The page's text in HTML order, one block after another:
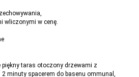
wliczonymi w cenę.
piękny taras otoczony drzewami z
2 minuty spacerem do basenu ommunal,